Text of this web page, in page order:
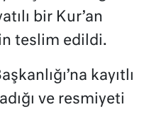
bir Kur’an
teslim edildi.
kayıtlı
ve resmiyeti